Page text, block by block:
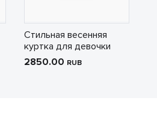
Стильная весенняя
куртка для девочки
2850.00 RUB